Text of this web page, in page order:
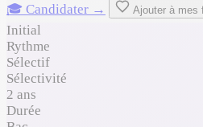
🎓 Candidater →
Ajouter à mes
Initial
Rythme
Sélectif
Sélectivité
2 ans
Durée